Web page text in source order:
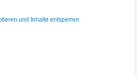
und Inhalte entsperren